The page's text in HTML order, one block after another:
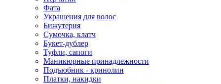
Фата
Украшения для волос
Бижутерия
Сумочка, клатч
Букет-дублер
Туфли, сапоги
Маникюрные принадлежности
Подъюбник - кринолин
Платки, накидки